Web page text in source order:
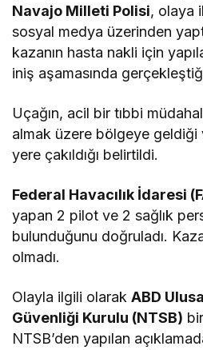
Navajo Milleti Polisi, olaya
sosyal medya üzerinden
kazanın hasta nakli için
iniş aşamasında
Uçağın, acil bir tıbbi
almak üzere bölgeye geldiği
yere çakıldığı belirtildi.
Federal Havacılık İdaresi
yapan 2 pilot ve 2 sağlık
bulunduğunu doğruladı.
olmadı.
Olayla ilgili olarakABD
Güvenliği Kurulu (NTSB)
NTSB’den yapılan